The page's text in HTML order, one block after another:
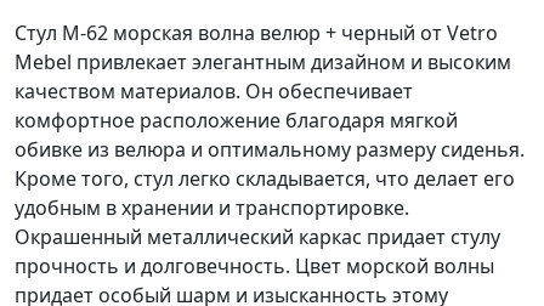
Стул M-62 морская волна велюр + черный от Vetro
Mebel привлекает элегантным дизайном и высоким
качеством материалов. Он обеспечивает
комфортное расположение благодаря мягкой
обивке из велюра и оптимальному размеру сиденья.
Кроме того, стул легко складывается, что делает его
удобным в хранении и транспортировке.
Окрашенный металлический каркас придает стулу
прочность и долговечность. Цвет морской волны
придает особый шарм и изысканность этому